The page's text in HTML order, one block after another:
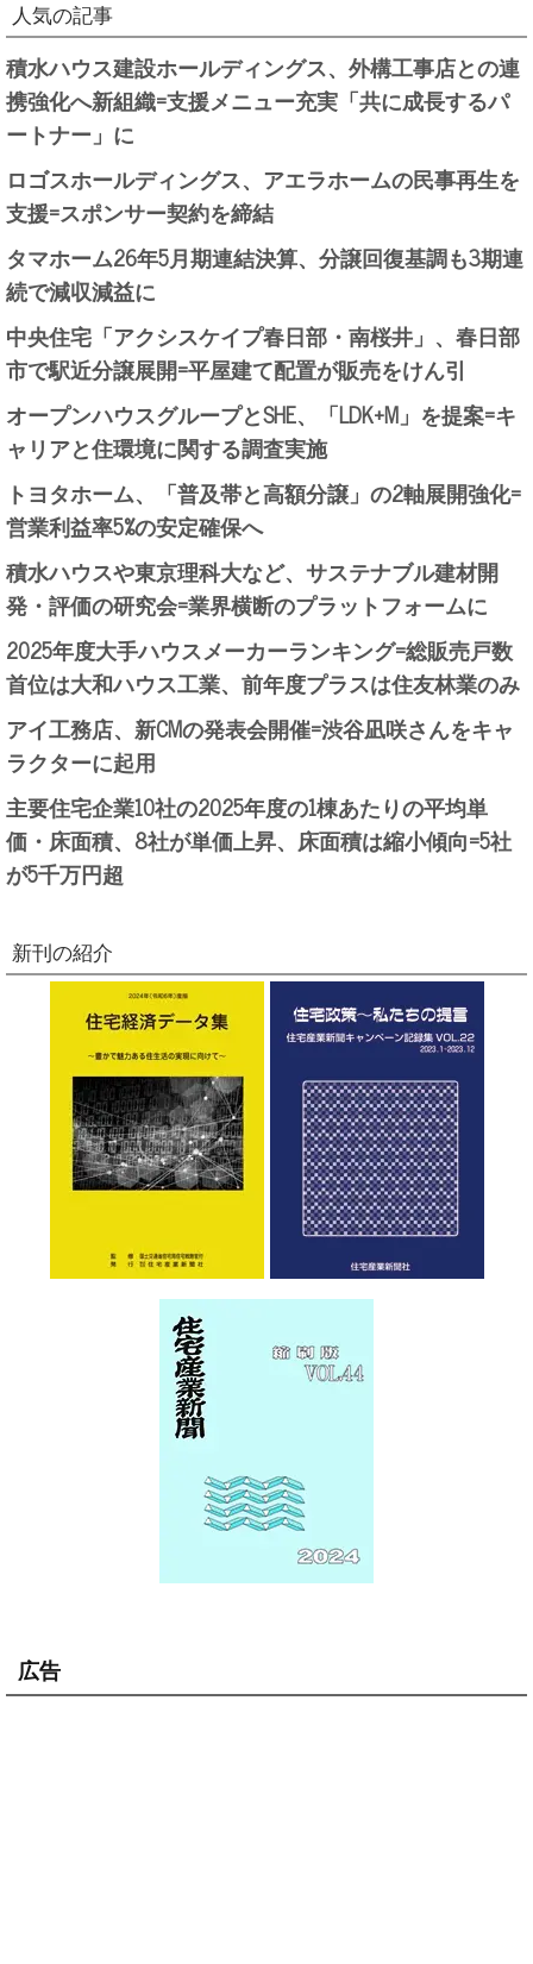
人気の記事
積水ハウス建設ホールディングス、外構工事店との連
携強化へ新組織=支援メニュー充実「共に成長するパ
ートナー」に
ロゴスホールディングス、アエラホームの民事再生を
支援=スポンサー契約を締結
タマホーム26年5月期連結決算、分譲回復基調も3期連
続で減収減益に
中央住宅「アクシスケイプ春日部・南桜井」、春日部
市で駅近分譲展開=平屋建て配置が販売をけん引
オープンハウスグループとSHE、「LDK+M」を提案=キ
ャリアと住環境に関する調査実施
トヨタホーム、「普及帯と高額分譲」の2軸展開強化=
営業利益率5%の安定確保へ
積水ハウスや東京理科大など、サステナブル建材開
発・評価の研究会=業界横断のプラットフォームに
2025年度大手ハウスメーカーランキング=総販売戸数
首位は大和ハウス工業、前年度プラスは住友林業のみ
アイ工務店、新CMの発表会開催=渋谷凪咲さんをキャ
ラクターに起用
主要住宅企業10社の2025年度の1棟あたりの平均単
価・床面積、8社が単価上昇、床面積は縮小傾向=5社
が5千万円超
新刊の紹介
広告